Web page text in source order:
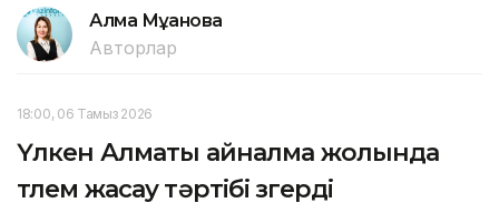
Алма Мұқанова
Авторлар
18:00, 06 Тамыз 2026
Үлкен Алматы айналма жолында
төлем жасау тәртібі өзгерді